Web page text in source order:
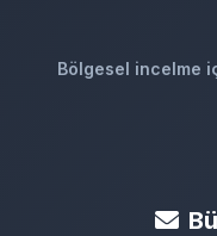
Bölgesel incelme